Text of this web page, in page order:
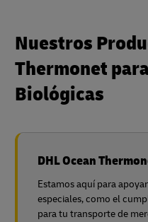
Nuestros
Thermonet
Biológicas
DHL Ocean
Estamos aquí para
especiales, como el
para tu transporte de